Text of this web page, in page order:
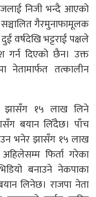
निजी भन्दै आएको
गैरमुनाफामूलक
वर्षदेखि भट्टराई पक्षले
गर्न दिएको छैन। उक्त
नेतामार्फत तत्कालीन
झासँग १५ लाख लिने
बयान लिँदैछ। पाँच
भनेर झासँग १५ लाख
फिर्ता गरेका
बनाउने नेकपाका
लिनेछ। राजपा नेता